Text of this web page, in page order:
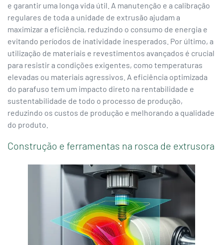
e garantir uma longa vida útil. A manutenção e a calibração
regulares de toda a unidade de extrusão ajudam a
maximizar a eficiência, reduzindo o consumo de energia e
evitando períodos de inatividade inesperados. Por último, a
utilização de materiais e revestimentos avançados é crucial
para resistir a condições exigentes, como temperaturas
elevadas ou materiais agressivos. A eficiência optimizada
do parafuso tem um impacto direto na rentabilidade e
sustentabilidade de todo o processo de produção,
reduzindo os custos de produção e melhorando a qualidade
do produto.
Construção e ferramentas na rosca de extrusora